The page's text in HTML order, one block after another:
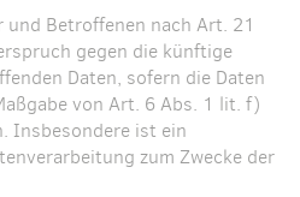
und Betroffenen nach Art. 21
gegen die künftige
Daten, sofern die Daten
von Art. 6 Abs. 1 lit. f)
Insbesondere ist ein
zum Zwecke der